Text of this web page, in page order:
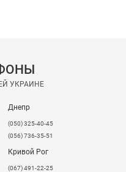
УКРАИНЕ
Днепр
(050) 325-40-45
(056) 736-35-51
Кривой Рог
(067) 491-22-25